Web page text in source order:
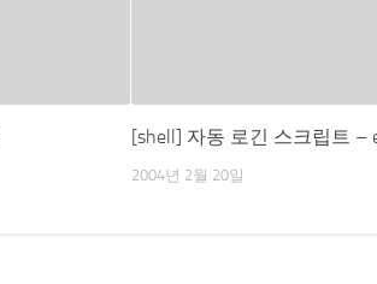
[shell] 자동 로긴 스크립트 –
2004년 2월 20일